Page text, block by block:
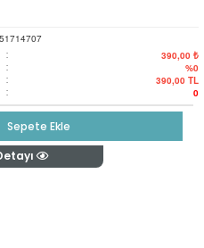
: 390,00 ₺
: %0
: 390,00 TL
: 0
Sepete Ekle